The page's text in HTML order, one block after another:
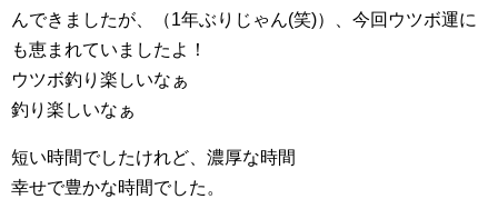
んできましたが、（1年ぶりじゃん(笑)）、今回ウツボ運に
も恵まれていましたよ！
ウツボ釣り楽しいなぁ
釣り楽しいなぁ
短い時間でしたけれど、濃厚な時間
幸せで豊かな時間でした。